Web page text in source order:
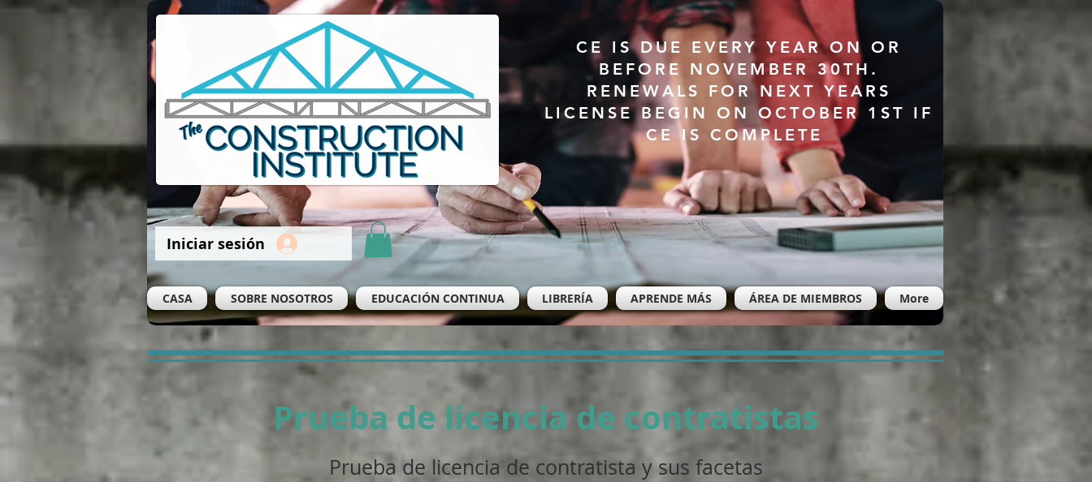
Iniciar sesión
CE IS DUE EVERY YEAR ON OR
BEFORE NOVEMBER 30TH.
RENEWALS FOR NEXT YEARS
LICENSE BEGIN ON OCTOBER 1ST IF
CE IS COMPLETE
CASA SOBRE NOSOTROS EDUCACIÓN CONTINUA LIBRERÍA APRENDE MÁS ÁREA DE MIEMBROS More
Prueba de licencia de contratistas
Prueba de licencia de contratista y sus facetas